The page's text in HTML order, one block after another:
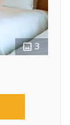
3